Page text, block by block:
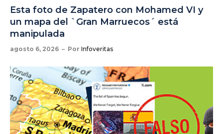
Esta foto de Zapatero con Mohamed VI y
un mapa del `Gran Marruecos´ está
manipulada
agosto 6, 2026 Por Infoveritas